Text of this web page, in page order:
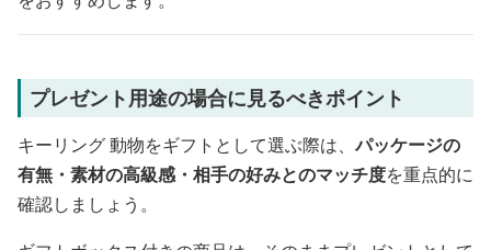
プレゼント用途の場合に見るべきポイント
キーリング 動物をギフトとして選ぶ際は、パッケージの
有無・素材の高級感・相手の好みとのマッチ度を重点的に
確認しましょう。